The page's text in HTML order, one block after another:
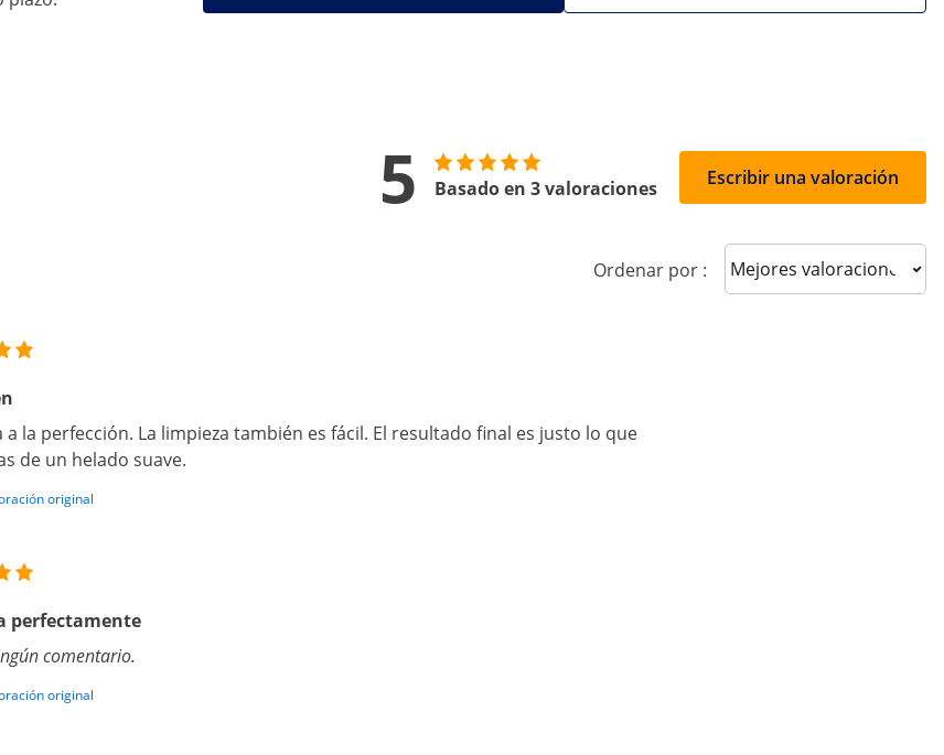
5 Basado en 3 valoraciones Escribir una valoración
Ordenar por : Sort reviews
a la perfección. La limpieza también es fácil. El resultado final es justo lo que
de un helado suave.
original
perfectamente
comentario.
original